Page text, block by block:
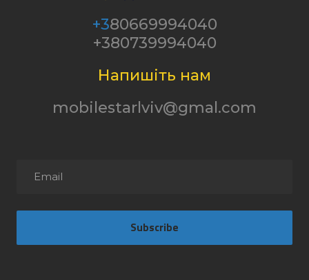
+380669994040
+380739994040
Напишіть нам
mobilestarlviv@gmal.com
Subscribe